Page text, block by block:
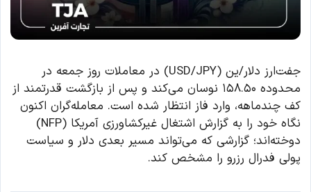
جفت‌ارز دلار/ین (USD/JPY) در معاملات روز جمعه در
محدوده ۱۵۸.۵۰ نوسان می‌کند و پس از بازگشت قدرتمند از
کف چندماهه، وارد فاز انتظار شده است. معامله‌گران اکنون
نگاه خود را به گزارش اشتغال غیرکشاورزی آمریکا (NFP)
دوخته‌اند؛ گزارشی که می‌تواند مسیر بعدی دلار و سیاست
پولی فدرال رزرو را مشخص کند.